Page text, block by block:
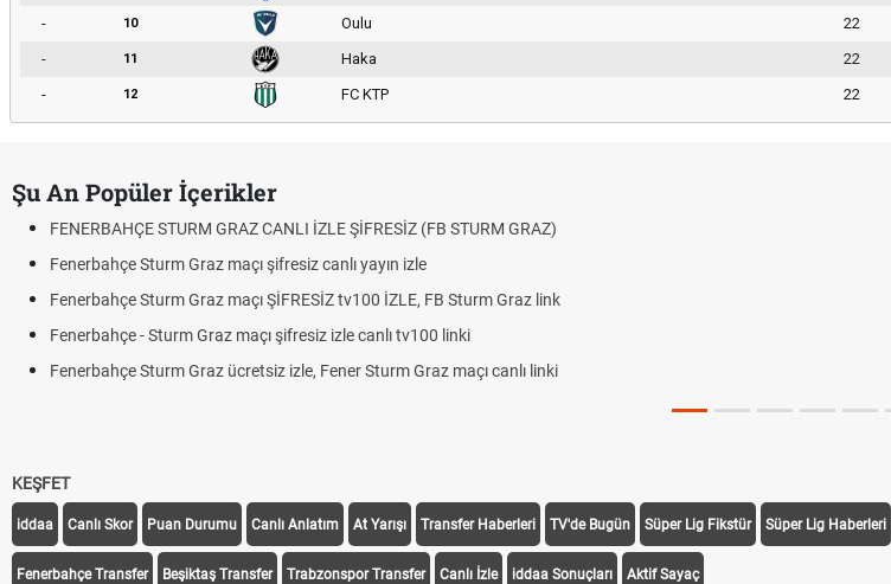
-
10 Oulu 22
-
11 Haka 22
-
12 FC KTP 22
Şu An Popüler İçerikler
FENERBAHÇE STURM GRAZ CANLI İZLE ŞİFRESİZ (FB STURM GRAZ)
Fenerbahçe Sturm Graz maçı şifresiz canlı yayın izle
Fenerbahçe Sturm Graz maçı ŞİFRESİZ tv100 İZLE, FB Sturm Graz link
Fenerbahçe - Sturm Graz maçı şifresiz izle canlı tv100 linki
Fenerbahçe Sturm Graz ücretsiz izle, Fener Sturm Graz maçı canlı linki
KEŞFET
iddaa Canlı Skor Puan Durumu Canlı Anlatım At Yarışı Transfer Haberleri TV'de Bugün Süper Lig Fikstür Süper Lig Haberleri
Fenerbahçe Transfer Beşiktaş Transfer Trabzonspor Transfer Canlı İzle iddaa Sonuçları Aktif Sayaç